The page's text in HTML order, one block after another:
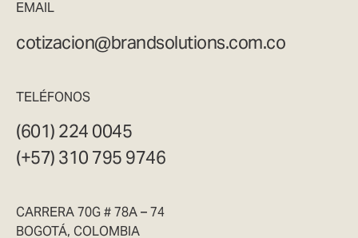
EMAIL
cotizacion@brandsolutions.com.co
TELÉFONOS
(601) 224 0045
(+57) 310 795 9746
CARRERA 70G # 78A – 74
BOGOTÁ, COLOMBIA